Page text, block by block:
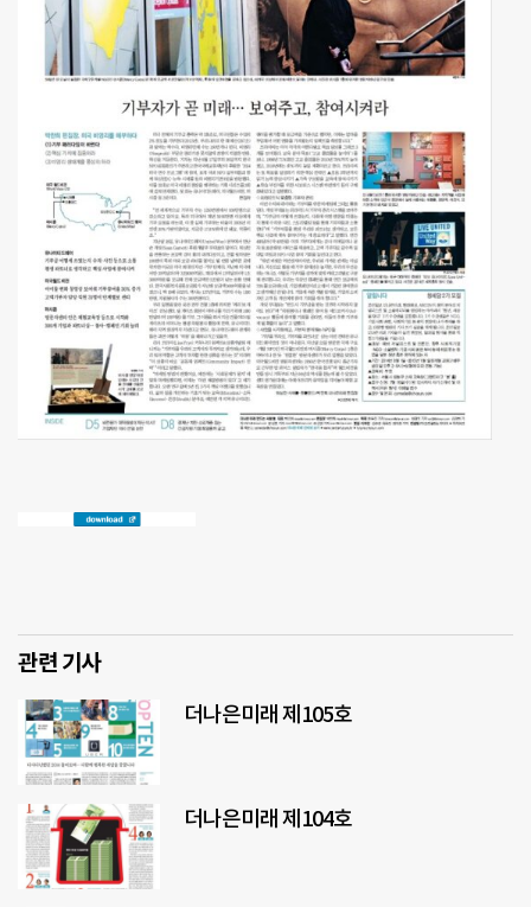
관련 기사
더나은미래 제105호
더나은미래 제104호